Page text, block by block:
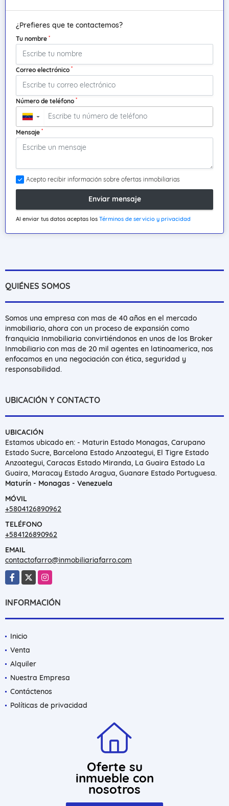
¿Prefieres que te contactemos?
Tu nombre *
Correo electrónico *
Número de teléfono *
▼
Mensaje *
Acepto recibir información sobre ofertas inmobiliarias
Enviar mensaje
Al enviar tus datos aceptas los Términos de servicio y privacidad
QUIÉNES SOMOS
Somos una empresa con mas de 40 años en el mercado
inmobiliario, ahora con un proceso de expansión como
franquicia Inmobiliaria convirtiéndonos en unos de los Broker
Inmobiliario con mas de 20 mil agentes en latinoamerica, nos
enfocamos en una negociación con ética, seguridad y
responsabilidad.
UBICACIÓN
Estamos ubicado en: - Maturin Estado Monagas, Carupano
Estado Sucre, Barcelona Estado Anzoategui, El Tigre Estado
Anzoategui, Caracas Estado Miranda, La Guaira Estado La
Guaira, Maracay Estado Aragua, Guanare Estado Portuguesa.
Maturín - Monagas - Venezuela
MÓVIL
+5804126890962
TELÉFONO
+584126890962
EMAIL
contactofarro@inmobiliariafarro.com
Inicio
Venta
Alquiler
Nuestra Empresa
Contáctenos
Oferte su
inmueble con
nosotros